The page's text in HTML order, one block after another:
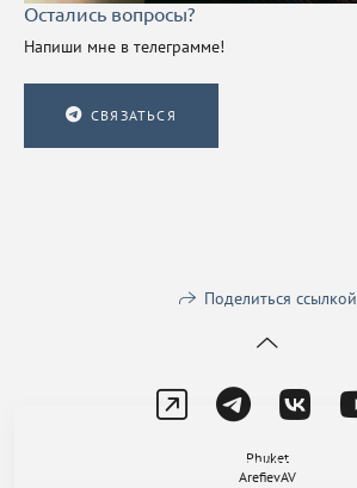
Остались вопросы?
Напиши мне в телеграмме!
СВЯЗАТЬСЯ
Поделиться ссылкой
Phuket
ArefievAV
Политика конфиденциальности